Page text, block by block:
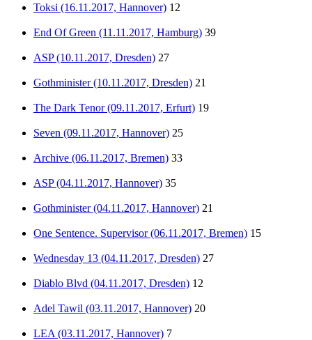
Toksi (16.11.2017, Hannover) 12
End Of Green (11.11.2017, Hamburg) 39
ASP (10.11.2017, Dresden) 27
Gothminister (10.11.2017, Dresden) 21
The Dark Tenor (09.11.2017, Erfurt) 19
Seven (09.11.2017, Hannover) 25
Archive (06.11.2017, Bremen) 33
ASP (04.11.2017, Hannover) 35
Gothminister (04.11.2017, Hannover) 21
One Sentence. Supervisor (06.11.2017, Bremen) 15
Wednesday 13 (04.11.2017, Dresden) 27
Diablo Blvd (04.11.2017, Dresden) 12
Adel Tawil (03.11.2017, Hannover) 20
LEA (03.11.2017, Hannover) 7